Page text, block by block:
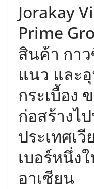
Jorakay
Prime
สินค้า กา
แนว และ
กระเบื้อง
ก่อสร้างไ
ประเทศเ
เบอร์หนึ่ง
อาเซียน